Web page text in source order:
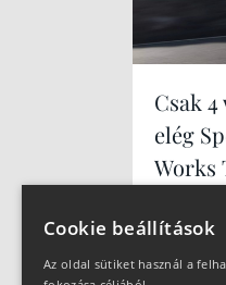
Csak
elég
Works
Cookie beállítások
Az oldal sütiket használ a